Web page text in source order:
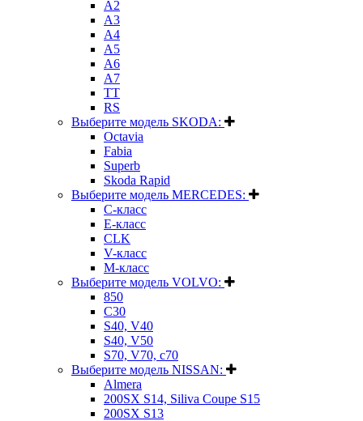
A2
A3
A4
A5
A6
A7
TT
RS
Выберите модель SKODA:
Octavia
Fabia
Superb
Skoda Rapid
Выберите модель MERCEDES:
C-класс
E-класс
CLK
V-класс
M-класс
Выберите модель VOLVO:
850
C30
S40, V40
S40, V50
S70, V70, c70
Выберите модель NISSAN:
Almera
200SX S14, Siliva Coupe S15
200SX S13